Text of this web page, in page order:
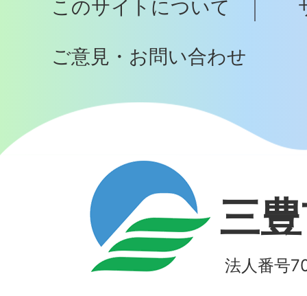
へ
このサイトについて
ご意見・お問い合わせ
三
法人番号